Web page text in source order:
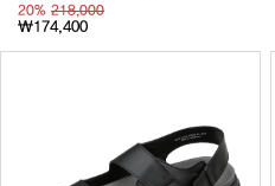
20% 218,000
₩174,400